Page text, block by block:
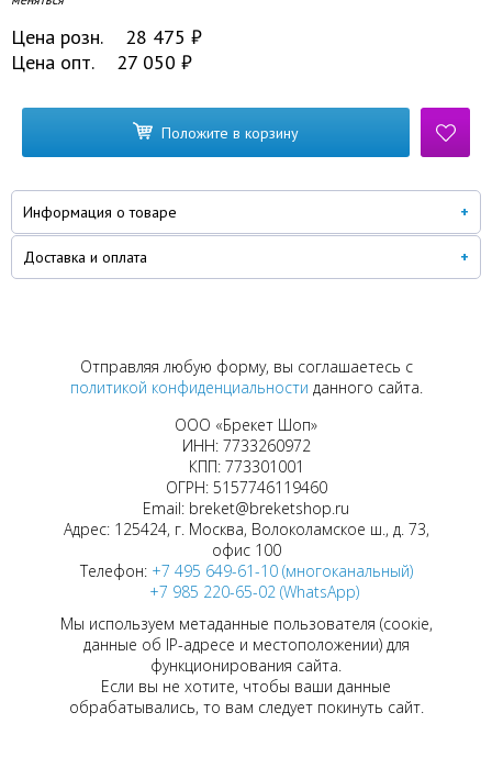
Цена розн. 28 475 ₽
Цена опт.
27 050 ₽
Положите в корзину
Информация о товаре
Доставка и оплата
Отправляя любую форму, вы соглашаетесь с
политикой конфиденциальности данного сайта.
ООО «Брекет Шоп»
ИНН: 7733260972
КПП: 773301001
ОГРН: 5157746119460
Email: breket@breketshop.ru
Адрес: 125424, г. Москва, Волоколамское ш., д. 73,
офис 100
Телефон: +7 495 649-61-10 (многоканальный)
+7 985 220-65-02 (WhatsApp)
Мы используем метаданные пользователя (соокіе,
данные об IP-адресе и местоположении) для
функционирования сайта.
Если вы не хотите, чтобы ваши данные
обрабатывались, то вам следует покинуть сайт.